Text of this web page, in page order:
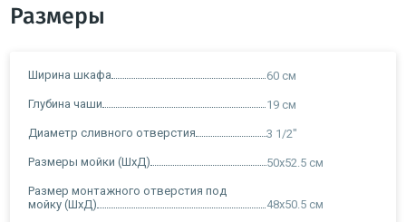
Размеры
Ширина шкафа 60 см
Глубина чаши 19 см
Диаметр сливного отверстия 3 1/2"
Размеры мойки (ШxД) 50x52.5 см
Размер монтажного отверстия под
мойку (ШxД)
48x50.5 см